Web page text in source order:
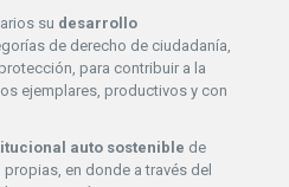
su desarrollo
de derecho de ciudadanía,
para contribuir a la
ejemplares, productivos y con
auto sostenible de
en donde a través del